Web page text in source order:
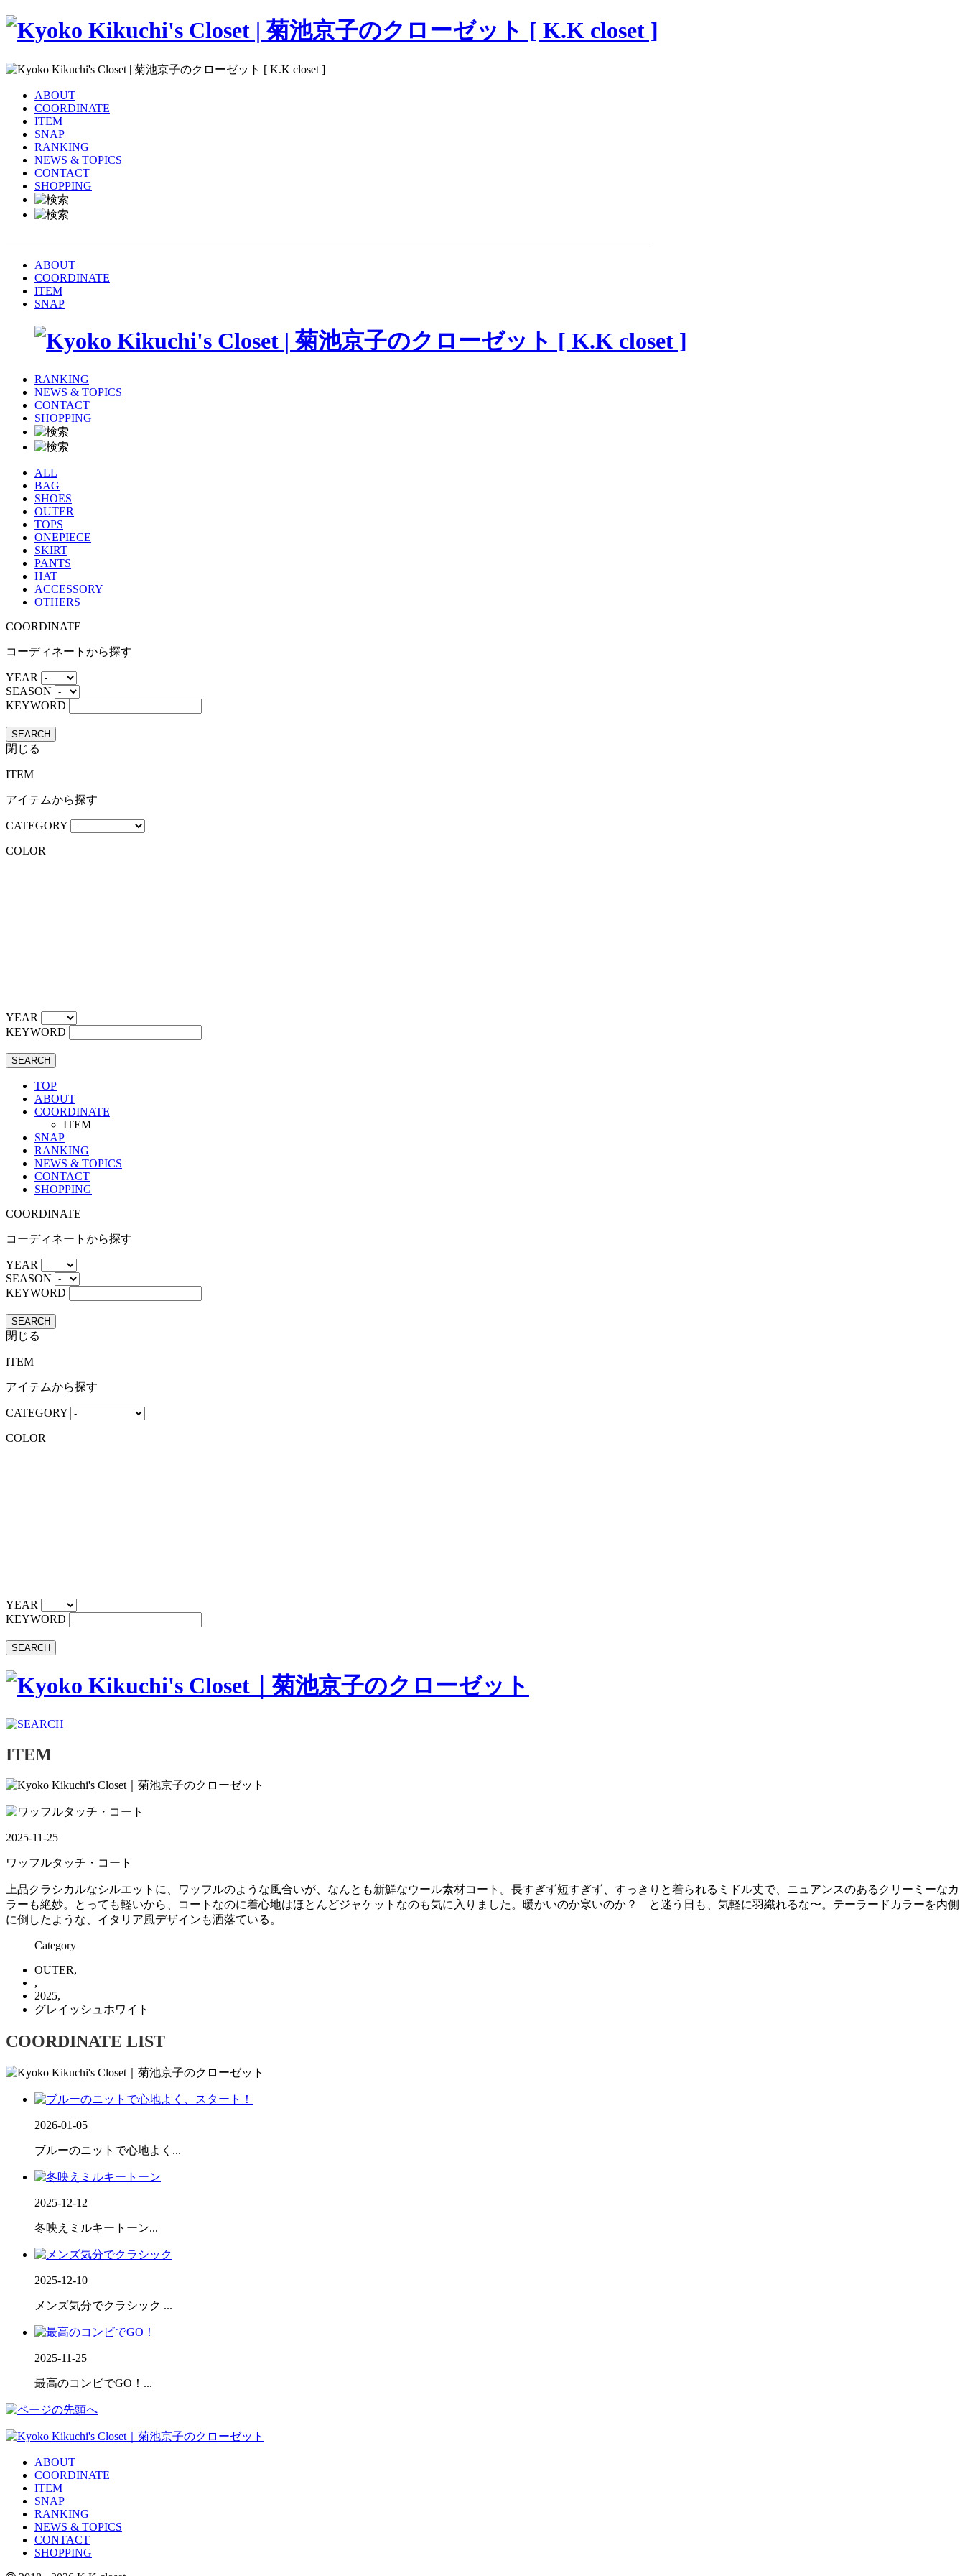
ABOUT
COORDINATE
ITEM
SNAP
RANKING
NEWS & TOPICS
CONTACT
SHOPPING
ABOUT
COORDINATE
ITEM
SNAP
RANKING
NEWS & TOPICS
CONTACT
SHOPPING
ALL
BAG
SHOES
OUTER
TOPS
ONEPIECE
SKIRT
PANTS
HAT
ACCESSORY
OTHERS
COORDINATE
コーディネートから探す
YEAR
SEASON
KEYWORD
SEARCH
閉じる
ITEM
アイテムから探す
CATEGORY
COLOR
YEAR
KEYWORD
SEARCH
TOP
ABOUT
COORDINATE
ITEM
SNAP
RANKING
NEWS & TOPICS
CONTACT
SHOPPING
COORDINATE
コーディネートから探す
YEAR
SEASON
KEYWORD
SEARCH
閉じる
ITEM
アイテムから探す
CATEGORY
COLOR
YEAR
KEYWORD
SEARCH
ITEM
2025-11-25
ワッフルタッチ・コート
上品クラシカルなシルエットに、ワッフルのような風合いが、なんとも新鮮なウール素材コート。長すぎず短すぎず、すっきりと着られるミドル丈で、ニュアンスのあるクリーミーなカ
ラーも絶妙。とっても軽いから、コートなのに着心地はほとんどジャケットなのも気に入りました。暖かいのか寒いのか？ と迷う日も、気軽に羽織れるな〜。テーラードカラーを内側
に倒したような、イタリア風デザインも洒落ている。
Category
OUTER,
,
2025,
グレイッシュホワイト
COORDINATE LIST
2026-01-05
ブルーのニットで心地よく...
2025-12-12
冬映えミルキートーン...
2025-12-10
メンズ気分でクラシック ...
2025-11-25
最高のコンビでGO！...
ABOUT
COORDINATE
ITEM
SNAP
RANKING
NEWS & TOPICS
CONTACT
SHOPPING